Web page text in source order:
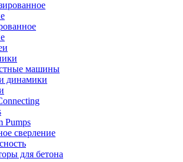
машины
динамики
Pumps
сверление
для бетона